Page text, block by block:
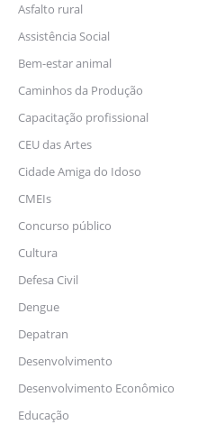
Asfalto rural
Assistência Social
Bem-estar animal
Caminhos da Produção
Capacitação profissional
CEU das Artes
Cidade Amiga do Idoso
CMEIs
Concurso público
Cultura
Defesa Civil
Dengue
Depatran
Desenvolvimento
Desenvolvimento Econômico
Educação